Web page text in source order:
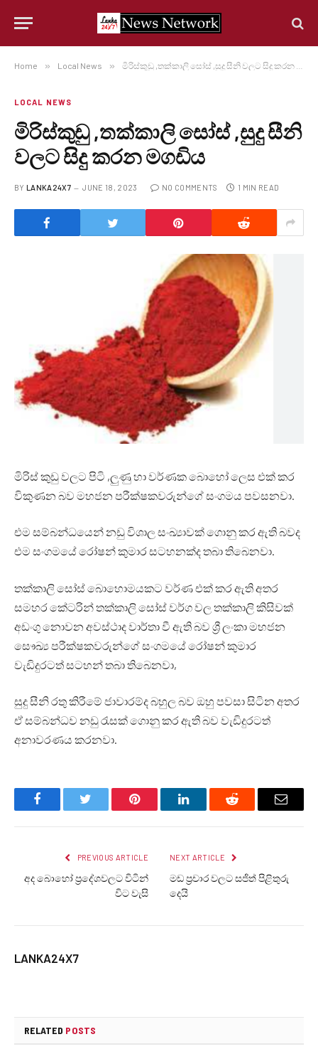
Home » Local News » මිරිස්කුඩු ,තක්කාලි සෝස් ,සුදු සීනි වලට සිදු කරන මගඩිය
LOCAL NEWS
මිරිස්කුඩු ,තක්කාලි සෝස් ,සුදු සීනි
වලට සිදු කරන මගඩිය
BY LANKA24X7 JUNE 18, 2023 NO COMMENTS 1 MIN READ
මිරිස් කුඩු වලට පිටි ,ලුණු හා වර්ණක බොහෝ ලෙස එක් කර
විකුණන බව මහජන පරීක්ෂකවරුන්ගේ සංගමය පවසනවා.
එම සම්බන්ධයෙන් නඩු විශාල සංඛ්‍යාවක් ගොනු කර ඇති බවද
එම සංගමයේ රෝෂන් කුමාර සටහනක්ද තබා තිබෙනවා.
තක්කාලි සෝස් බොහොමයකට වර්ණ එක් කර ඇති අතර
සමහර කේටරින් තක්කාලි සෝස් වර්ග වල තක්කාලි කිසිවක්
අඩංගු නොවන අවස්ථාද වාර්තා වී ඇති බව ශ්‍රී ලංකා මහජන
සෞඛ්‍ය පරීක්ෂකවරුන්ගේ සංගමයේ රෝෂන් කුමාර
වැඩිදුරටත් සටහන් තබා තිබෙනවා,
සුදු සීනි රතු කිරීමේ ජාවාරම්ද බහුල බව ඔහු පවසා සිටින අතර
ඒ සම්බන්ධව නඩු රැසක් ගොනු කර ඇති බව වැඩිදුරටත්
අනාවරණය කරනවා.
FacebookTwitter Pinterest LinkedInReddit Email
PREVIOUS ARTICLE
අද බොහෝ ප්‍රදේශවලට විටින්
විට වැසි
NEXT ARTICLE
මඩ ප්‍රචාර වලට සජිත් පිළිතුරු
දෙයි
LANKA24X7
RELATED POSTS